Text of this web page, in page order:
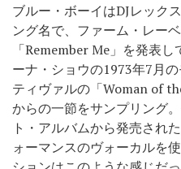
ブルー・ボーイはDJレック
ング名で、ファーム・レー
「Remember Me」を発表
ーナ・ショウの1973年7月
ティヴァルの「Woman of
からの一節をサンプリング
ト・アルバムから発売され
ォーマンスのヴォーカルを